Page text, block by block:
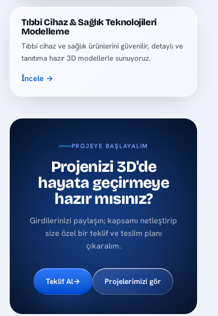
Tıbbi Cihaz & Sağlık Teknolojileri
Modelleme
Tıbbi cihaz ve sağlık ürünlerini güvenilir, detaylı ve
tanıtıma hazır 3D modellerle sunuyoruz.
İncele →
PROJEYE BAŞLAYALIM
Projenizi 3D'de
hayata geçirmeye
hazır mısınız?
Girdilerinizi paylaşın; kapsamı netleştirip
size özel bir teklif ve teslim planı
çıkaralım.
Teklif Al→ Projelerimizi gör